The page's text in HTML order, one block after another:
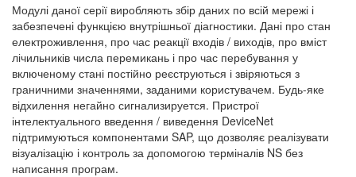
Модулі даної серії виробляють збір даних по всій мережі і
забезпечені функцією внутрішньої діагностики. Дані про стан
електроживлення, про час реакції входів / виходів, про вміст
лічильників числа перемикань і про час перебування у
включеному стані постійно реєструються і звіряються з
граничними значеннями, заданими користувачем. Будь-яке
відхилення негайно сигнализируется. Пристрої
інтелектуального введення / виведення DeviceNet
підтримуються компонентами SAP, що дозволяє реалізувати
візуалізацію і контроль за допомогою терміналів NS без
написання програм.